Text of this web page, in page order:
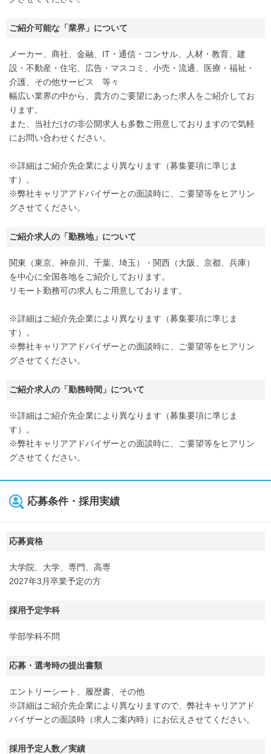
ご紹介可能な「業界」について
メーカー、商社、金融、IT・通信・コンサル、人材・教育、建
設・不動産・住宅、広告・マスコミ、小売・流通、医療・福祉・
介護、その他サービス 等々
幅広い業界の中から、貴方のご要望にあった求人をご紹介してお
ります。
また、当社だけの非公開求人も多数ご用意しておりますので気軽
にお問い合わせください。
※詳細はご紹介先企業により異なります（募集要項に準じま
す）。
※弊社キャリアアドバイザーとの面談時に、ご要望等をヒアリン
グさせてください。
ご紹介求人の「勤務地」について
関東（東京、神奈川、千葉、埼玉）・関西（大阪、京都、兵庫）
を中心に全国各地をご紹介しております。
リモート勤務可の求人もご用意しております。
※詳細はご紹介先企業により異なります（募集要項に準じま
す）。
※弊社キャリアアドバイザーとの面談時に、ご要望等をヒアリン
グさせてください。
ご紹介求人の「勤務時間」について
※詳細はご紹介先企業により異なります（募集要項に準じま
す）。
※弊社キャリアアドバイザーとの面談時に、ご要望等をヒアリン
グさせてください。
応募条件・採用実績
応募資格
大学院、大学、専門、高専
2027年3月卒業予定の方
採用予定学科
学部学科不問
応募・選考時の提出書類
エントリーシート、履歴書、その他
※詳細はご紹介先企業により異なりますので、弊社キャリアアド
バイザーとの面談時（求人ご案内時）にお伝えさせてください。
採用予定人数／実績